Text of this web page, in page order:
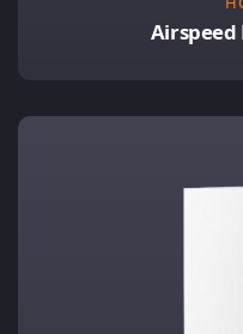
Airspeed